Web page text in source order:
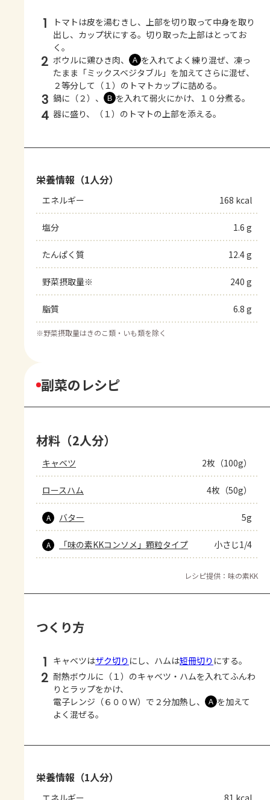
1
トマトは皮を湯むきし、上部を切り取って中身を取り
出し、カップ状にする。切り取った上部はとってお
く。
2 ボウルに鶏ひき肉、 Ａ を入れてよく練り混ぜ、凍っ
たまま「ミックスベジタブル」を加えてさらに混ぜ、
２等分して（１）のトマトカップに詰める。
3 鍋に（２）、 Ｂ を入れて弱火にかけ、１０分煮る。
4 器に盛り、（１）のトマトの上部を添える。
栄養情報（1人分）
エネルギー 168 kcal
塩分 1.6 g
たんぱく質 12.4 g
野菜摂取量※ 240 g
脂質 6.8 g
※野菜摂取量はきのこ類・いも類を除く
副菜のレシピ
材料（2人分）
キャベツ 2枚（100g）
ロースハム 4枚（50g）
A バター 5g
A 「味の素KKコンソメ」顆粒タイプ 小さじ1/4
レシピ提供：味の素KK
つくり方
1 キャベツはザク切り にし、ハムは短冊切り にする。
2 耐熱ボウルに（１）のキャベツ・ハムを入れてふんわ
りとラップをかけ、
電子レンジ（６００Ｗ）で２分加熱し、
Ａ を加えて
よく混ぜる。
栄養情報（1人分）